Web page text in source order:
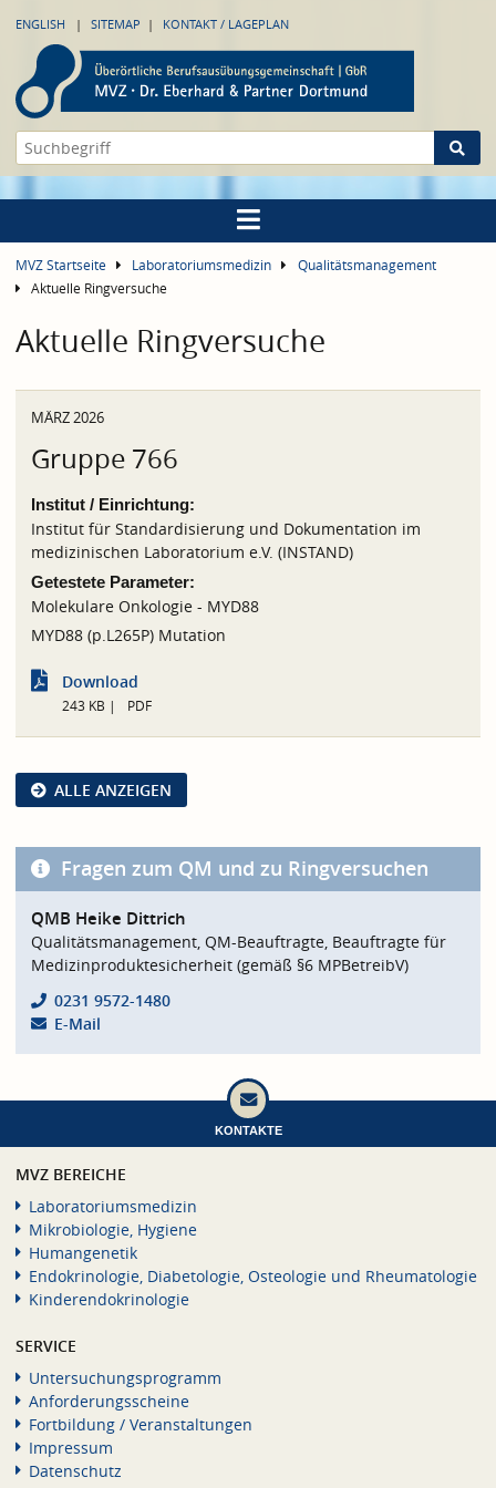
ENGLISH SITEMAP KONTAKT / LAGEPLAN
MVZ Startseite Laboratoriumsmedizin
Qualitätsmanagement
Aktuelle Ringversuche
Aktuelle Ringversuche
MÄRZ 2026
Gruppe 766
Institut / Einrichtung:
Institut für Standardisierung und Dokumentation im
medizinischen Laboratorium e.V. (INSTAND)
Getestete Parameter:
Molekulare Onkologie - MYD88
MYD88 (p.L265P) Mutation
Download
243 KB PDF
ALLE ANZEIGEN
Fragen zum QM und zu Ringversuchen
QMB Heike Dittrich
Qualitätsmanagement, QM-Beauftragte, Beauftragte für
Medizinproduktesicherheit (gemäß §6 MPBetreibV)
0231 9572-1480
E-Mail
KONTAKTE
MVZ BEREICHE
Laboratoriumsmedizin
Mikrobiologie, Hygiene
Humangenetik
Endokrinologie, Diabetologie, Osteologie und Rheumatologie
Kinderendokrinologie
SERVICE
Untersuchungsprogramm
Anforderungsscheine
Fortbildung / Veranstaltungen
Impressum
Datenschutz